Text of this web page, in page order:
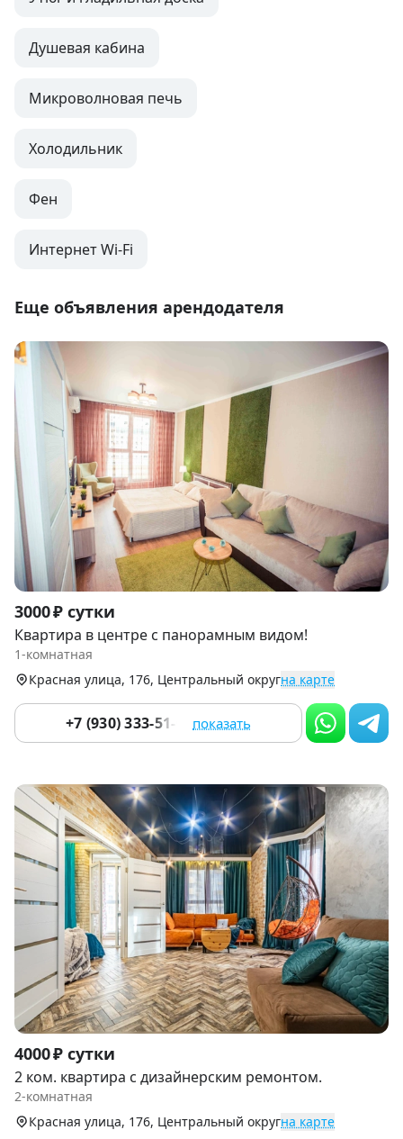
Душевая кабина
Микроволновая печь
Холодильник
Фен
Интернет Wi-Fi
Еще объявления арендодателя
Item
1
of
9
3000 ₽ сутки
Квартира в центре с панорамным видом!
1-комнатная
Красная улица, 176, Центральный округна карте
+7 (930) 333-51-01 показать
Item
1
of
4000 ₽ сутки
2 ком. квартира с дизайнерским ремонтом.
2-комнатная
Красная улица, 176, Центральный округна карте